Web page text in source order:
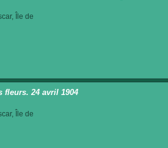
Île de
fleurs. 24 avril 1904
Île de